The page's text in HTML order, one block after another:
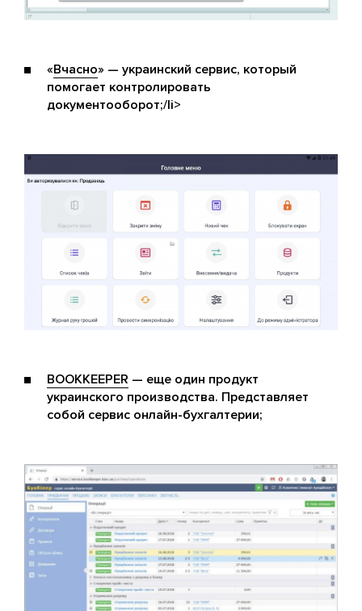
«Вчасно» — украинский сервис, который
помогает контролировать
документооборот;/li>
BOOKKEEPER — еще один продукт
украинского производства. Представляет
собой сервис онлайн-бухгалтерии;